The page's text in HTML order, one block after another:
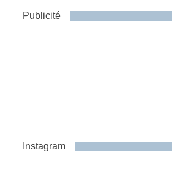
Publicité
Instagram